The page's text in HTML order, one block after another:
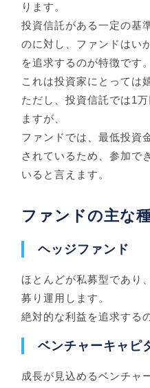
ります。
投資信託がある一定の基
のに対し、ファンドはい
を追求するのが特徴です。
これは投資家にとっては
ただし、投資信託では1
ますが、
ファンドでは、最低投資
されているため、参加で
いると言えます。
ファンドの主な
ヘッジファンド
ほとんどが私募型であり
募り運用します。
絶対的な利益を追求する
ベンチャーキャピ
成長が見込めるベンチャ